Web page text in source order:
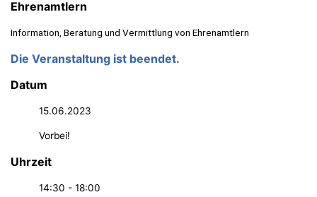
Ehrenamtlern
Infor­ma­ti­on, Bera­tung und Ver­mitt­lung von Ehrenamtlern
Die Veranstaltung ist beendet.
Datum
15.06.2023
Vorbei!
Uhrzeit
14:30 - 18:00